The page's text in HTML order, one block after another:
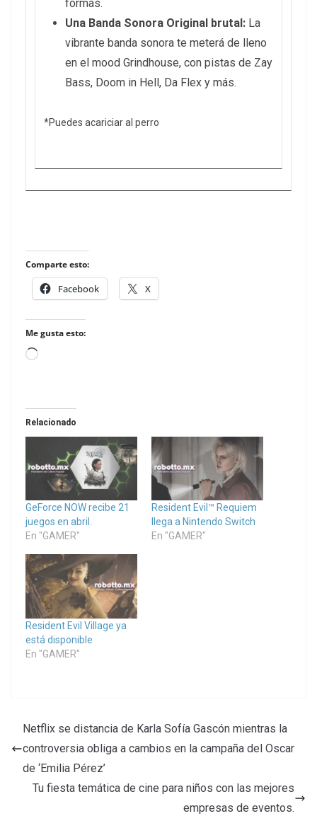
formas.
Una Banda Sonora Original brutal: La
vibrante banda sonora te meterá de lleno
en el mood Grindhouse, con pistas de Zay
Bass, Doom in Hell, Da Flex y más.
*Puedes acariciar al perro
Comparte esto:
Facebook X
Me gusta esto:
Loading…
Relacionado
GeForce NOW recibe 21
juegos en abril.
En "GAMER"
Resident Evil™ Requiem
llega a Nintendo Switch
En "GAMER"
Resident Evil Village ya
está disponible
En "GAMER"
Netflix se distancia de Karla Sofía Gascón mientras la
controversia obliga a cambios en la campaña del Oscar
de ‘Emilia Pérez’
Tu fiesta temática de cine para niños con las mejores
empresas de eventos.